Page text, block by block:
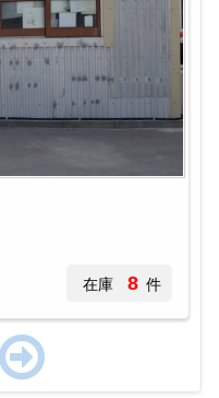
在庫 8 件